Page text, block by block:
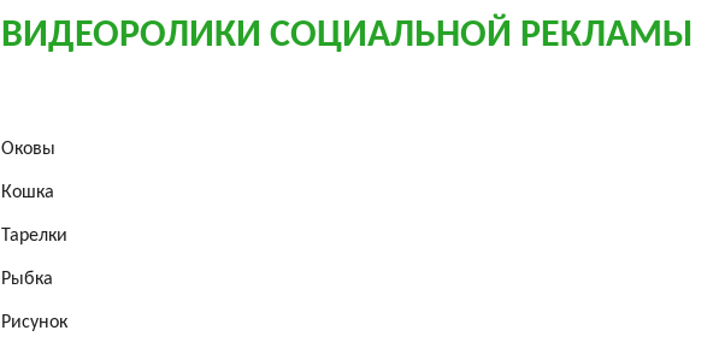
ВИДЕОРОЛИКИ СОЦИАЛЬНОЙ РЕКЛАМЫ
Оковы
Кошка
Тарелки
Рыбка
Рисунок